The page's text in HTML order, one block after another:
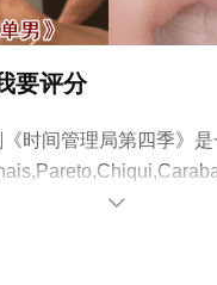
要评分
时间管理局第四季》是
,桑丘,乌戈·席尔瓦
米·布兰奇
